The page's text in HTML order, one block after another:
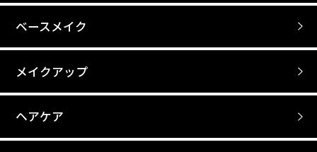
ベースメイク
メイクアップ
ヘアケア